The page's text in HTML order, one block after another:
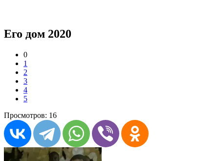
Его дом 2020
0
1
2
3
4
5
Просмотров: 16